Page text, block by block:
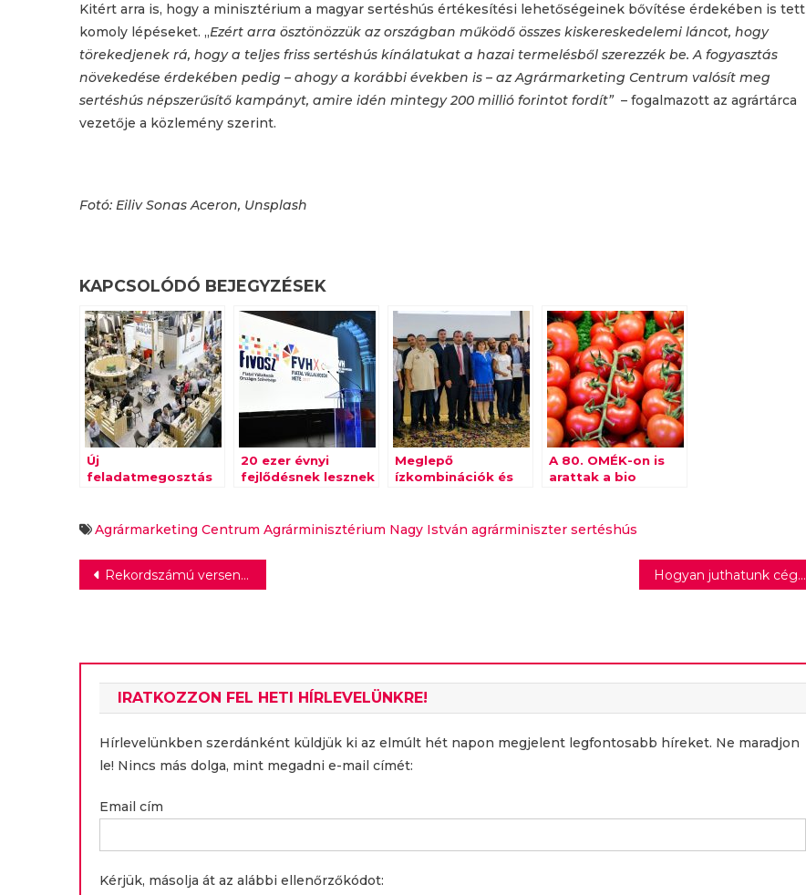
Kitért arra is, hogy a minisztérium a magyar sertéshús értékesítési lehetőségeinek bővítése érdekében is tett
komoly lépéseket. „Ezért arra ösztönözzük az országban működő összes kiskereskedelemi láncot, hogy
törekedjenek rá, hogy a teljes friss sertéshús kínálatukat a hazai termelésből szerezzék be. A fogyasztás
növekedése érdekében pedig – ahogy a korábbi években is – az Agrármarketing Centrum valósít meg
sertéshús népszerűsítő kampányt, amire idén mintegy 200 millió forintot fordít”– fogalmazott az agrártárca
vezetője a közlemény szerint.
Fotó: Eiliv Sonas Aceron, Unsplash
KAPCSOLÓDÓ BEJEGYZÉSEK
Új
feladatmegosztás
20 ezer évnyi
fejlődésnek lesznek
Meglepő
ízkombinációk és
SPAR
A 80. OMÉK-on is
arattak a bio
Agrármarketing Centrum Agrárminisztérium Nagy István agrárminiszter sertéshús
Bejegyzés
Rekordszámú versenyző nevezett be a K&H pénzügyi vetélkedőjére Hogyan juthatunk cégautóhoz a chiphiány ellenére?
IRATKOZZON FEL HETI HÍRLEVELÜNKRE!
Hírlevelünkben szerdánként küldjük ki az elmúlt hét napon megjelent legfontosabb híreket. Ne maradjon
le! Nincs más dolga, mint megadni e-mail címét:
Email cím
Kérjük, másolja át az alábbi ellenőrzőkódot: